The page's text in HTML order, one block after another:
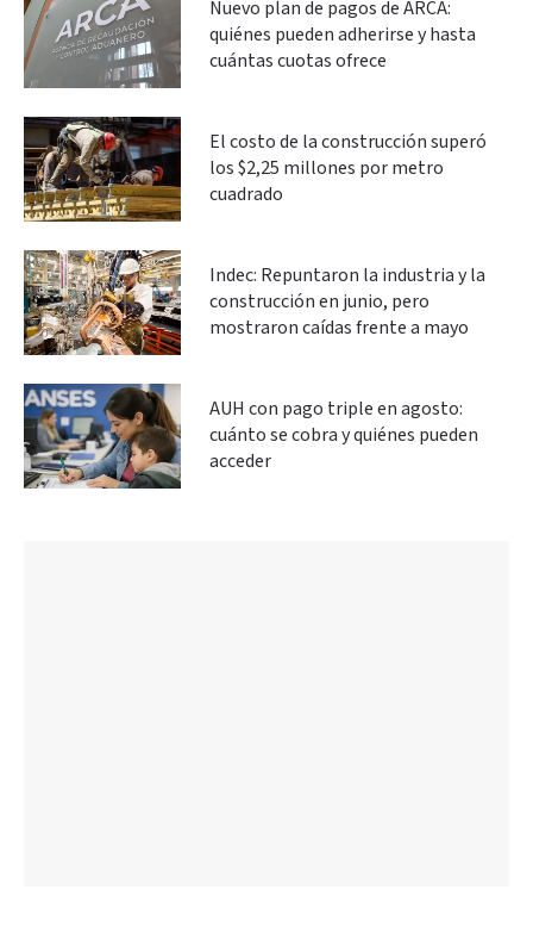
Nuevo plan de pagos de ARCA:
quiénes pueden adherirse y hasta
cuántas cuotas ofrece
El costo de la construcción superó
los $2,25 millones por metro
cuadrado
Indec: Repuntaron la industria y la
construcción en junio, pero
mostraron caídas frente a mayo
AUH con pago triple en agosto:
cuánto se cobra y quiénes pueden
acceder